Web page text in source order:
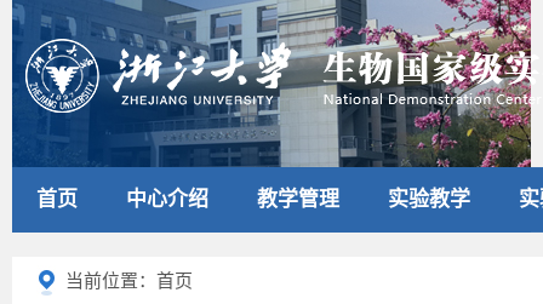
首页 中心介绍 教学管理 实验教学
当前位置：首页